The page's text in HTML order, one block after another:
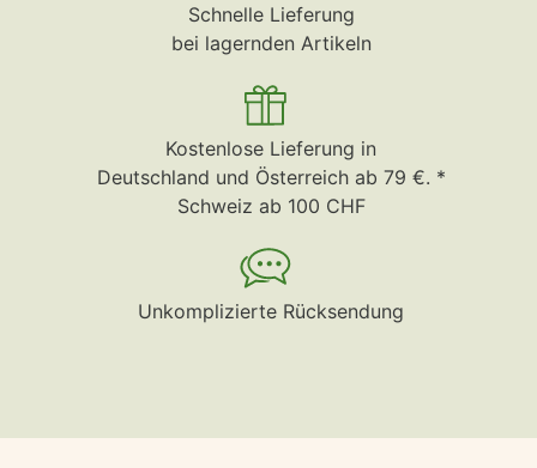
Schnelle Lieferung
bei lagernden Artikeln
Kostenlose Lieferung in
Deutschland und Österreich ab 79 €. *
Schweiz ab 100 CHF
Unkomplizierte Rücksendung